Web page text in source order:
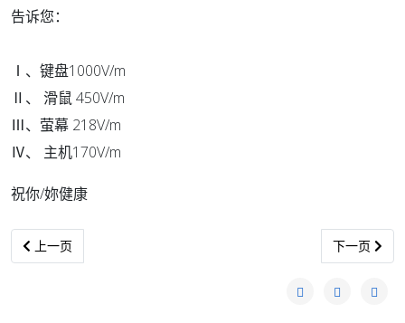
告诉您：
Ⅰ、键盘1000V/m
Ⅱ、 滑鼠 450V/m
Ⅲ、萤幕 218V/m
Ⅳ、 主机170V/m
祝你/妳健康
上一篇文章: 最好的保健就是順其自然
上一页 下一篇文章:
下一页